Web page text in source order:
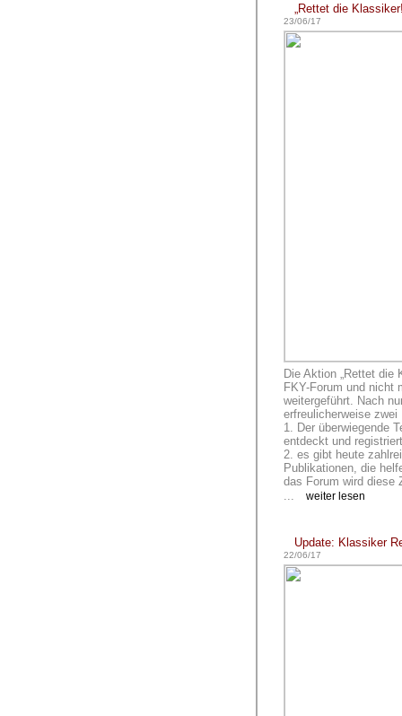
„Rettet die
23/06/17
Die Aktion „Rettet die
FKY-Forum und nicht
weitergeführt. Nach
erfreulicherweise
1. Der überwiegende
entdeckt und
2. es gibt heute
Publikationen, die
das Forum wird diese
...
weiter lesen
Update: Klassiker
22/06/17